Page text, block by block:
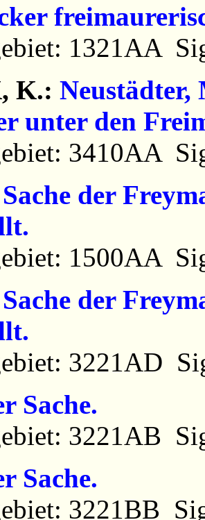
1321AA
K.: Neustädter,
unter den
3410AA
der
1500AA
der
3221AD
Sache.
3221AB
Sache.
3221BB